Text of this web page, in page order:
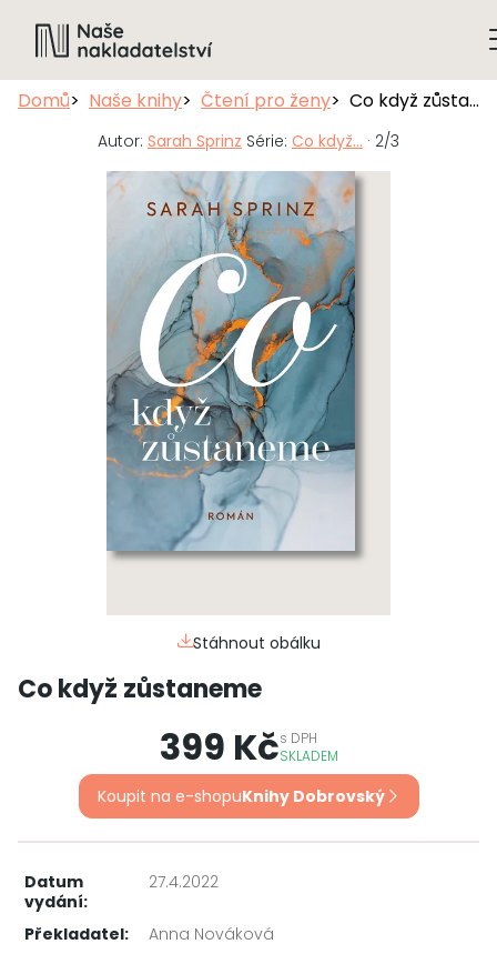
Domů Naše knihy Čtení pro ženy Co když zůstaneme
Autor: Sarah Sprinz Série: Co když... · 2/3
Stáhnout obálku
Co když zůstaneme
399 Kčs DPH
SKLADEM
Koupit na e-shopuKnihy Dobrovský
Datum
vydání:
27.4.2022
Překladatel:
Anna Nováková